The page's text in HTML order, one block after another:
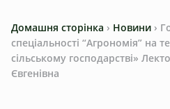
Домашня сторінка › Новини ›
спеціальності “Агрономія” на
сільському господарстві»
Євгенівна